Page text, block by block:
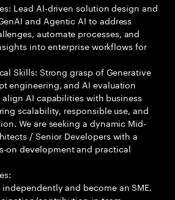
Lead AI-driven solution design and
and Agentic AI to address
automate processes, and
into enterprise workflows for
Skills: Strong grasp of Generative
engineering, and AI evaluation
AI capabilities with business
scalability, responsible use, and
We are seeking a dynamic Mid-
/ Senior Developers with a
on development and practical
and become an SME.